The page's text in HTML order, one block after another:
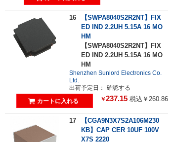
16
【SWPA8040S2R2NT】FIX
ED IND 2.2UH 5.15A 16 MO
HM
【SWPA8040S2R2NT】FIX
ED IND 2.2UH 5.15A 16 MO
HM
Shenzhen Sunlord Electronics Co.
Ltd.
出荷予定日：
確認する
￥237.15 税込￥260.86
17
【CGA9N3X7S2A106M230
KB】CAP CER 10UF 100V
X7S 2220